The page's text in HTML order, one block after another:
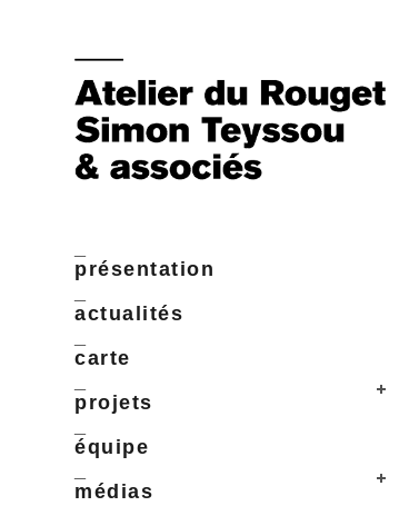
présentation
actualités
carte
projets
équipe
médias